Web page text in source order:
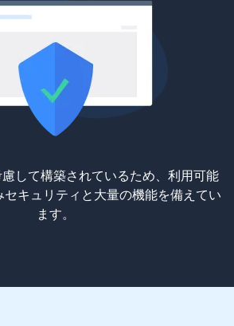
して構築されているため、利用可能
キュリティと大量の機能を備えてい
ます。